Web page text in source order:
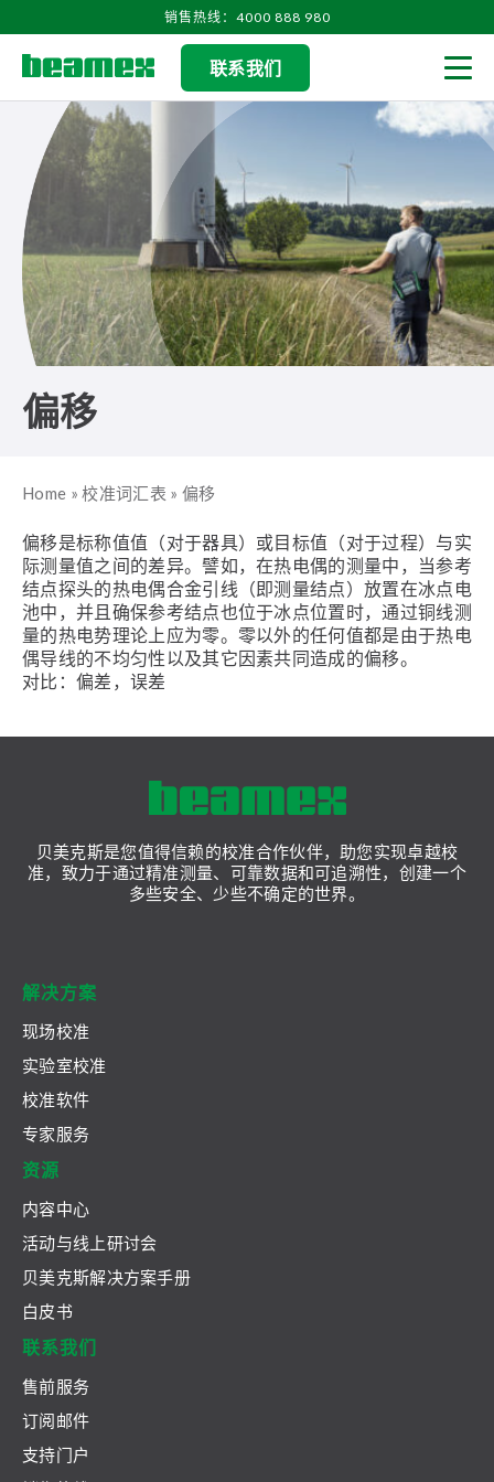
销售热线：4000 888 980
联系我们
偏移
Home »校准词汇表 » 偏移
偏移是标称值值（对于器具）或目标值（对于过程）与实
际测量值之间的差异。譬如，在热电偶的测量中，当参考
结点探头的热电偶合金引线（即测量结点）放置在冰点电
池中，并且确保参考结点也位于冰点位置时，通过铜线测
量的热电势理论上应为零。零以外的任何值都是由于热电
偶导线的不均匀性以及其它因素共同造成的偏移。
对比：偏差，误差
贝美克斯是您值得信赖的校准合作伙伴，助您实现卓越校
准，致力于通过精准测量、可靠数据和可追溯性，创建一个
多些安全、少些不确定的世界。
解决方案
现场校准
实验室校准
校准软件
专家服务
资源
内容中心
活动与线上研讨会
贝美克斯解决方案手册
白皮书
联系我们
售前服务
订阅邮件
支持门户